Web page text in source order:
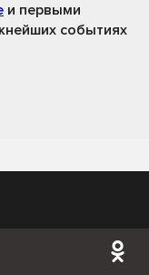
и первыми
событиях